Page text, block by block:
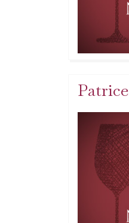
Patrice